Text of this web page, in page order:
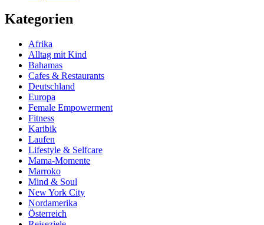
Kategorien
Afrika
Alltag mit Kind
Bahamas
Cafes & Restaurants
Deutschland
Europa
Female Empowerment
Fitness
Karibik
Laufen
Lifestyle & Selfcare
Mama-Momente
Marroko
Mind & Soul
New York City
Nordamerika
Österreich